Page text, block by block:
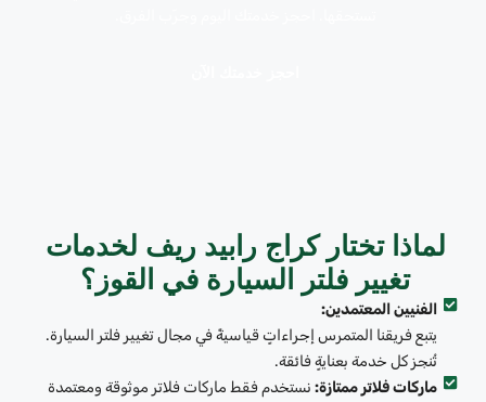
لماذا تختار كراج رابيد ريف لخدمات
تغيير فلتر السيارة في القوز؟
الفنيين المعتمدين:
يتبع فريقنا المتمرس إجراءاتٍ قياسيةً في مجال تغيير فلتر السيارة.
تُنجز كل خدمة بعنايةٍ فائقة.
ماركات فلاتر ممتازة:نستخدم فقط ماركات فلاتر موثوقة ومعتمدة